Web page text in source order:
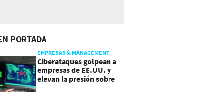
PORTADA
EMPRESAS & MANAGEMENT
Ciberataques golpean a
empresas de EE.UU. y
elevan la presión sobre